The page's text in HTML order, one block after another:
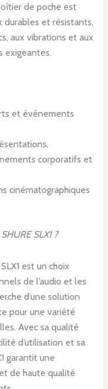
de poche est
durables et résistants,
aux vibrations et aux
exigeantes.
et événements
corporatifs et
cinématographiques
SLX1 ?
est un choix
de l’audio et les
d’une solution
pour une variété
Avec sa qualité
d’utilisation et sa
garantit une
de haute qualité